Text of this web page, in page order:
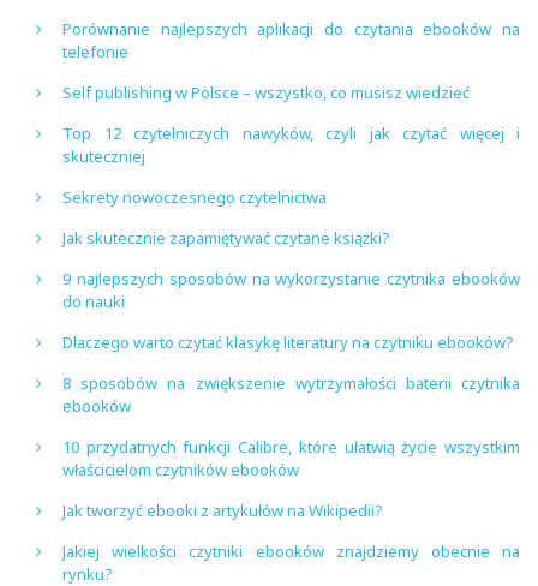
Porównanie najlepszych aplikacji do czytania ebooków na
telefonie
Self publishing w Polsce – wszystko, co musisz wiedzieć
Top 12 czytelniczych nawyków, czyli jak czytać więcej i
skuteczniej
Sekrety nowoczesnego czytelnictwa
Jak skutecznie zapamiętywać czytane książki?
9 najlepszych sposobów na wykorzystanie czytnika ebooków
do nauki
Dlaczego warto czytać klasykę literatury na czytniku ebooków?
8 sposobów na zwiększenie wytrzymałości baterii czytnika
ebooków
10 przydatnych funkcji Calibre, które ułatwią życie wszystkim
właścicielom czytników ebooków
Jak tworzyć ebooki z artykułów na Wikipedii?
Jakiej wielkości czytniki ebooków znajdziemy obecnie na
rynku?